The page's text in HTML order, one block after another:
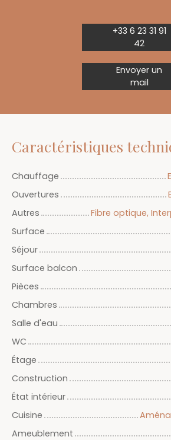
+33 6 23 31 91
42
Envoyer un
mail
Caractéristiques
Chauffage
Ouvertures
Autres
Fibre optique,
Surface
Séjour
Surface balcon
Pièces
Chambres
Salle d'eau
WC
Étage
Construction
État intérieur
Cuisine
Ameublement